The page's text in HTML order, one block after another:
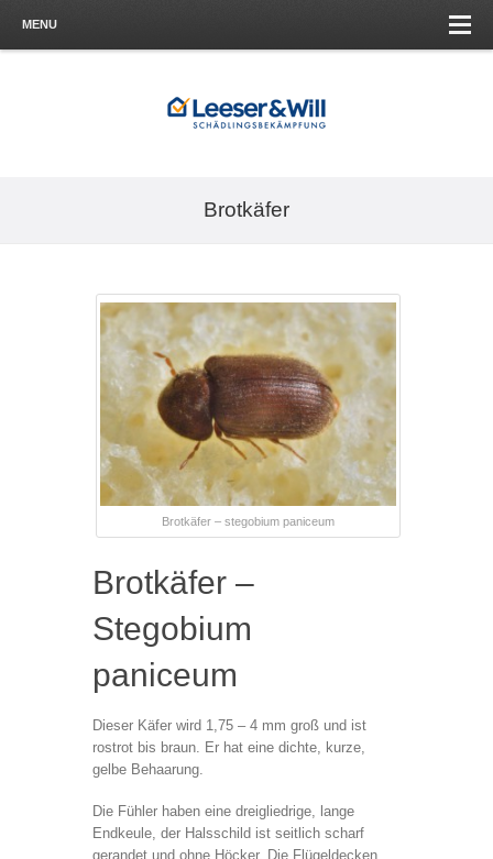
MENU
Brotkäfer
Brotkäfer – stegobium paniceum
Brotkäfer –
Stegobium
paniceum
Dieser Käfer wird 1,75 – 4 mm groß und ist
rostrot bis braun. Er hat eine dichte, kurze,
gelbe Behaarung.
Die Fühler haben eine dreigliedrige, lange
Endkeule, der Halsschild ist seitlich scharf
gerandet und ohne Höcker. Die Flügeldecken